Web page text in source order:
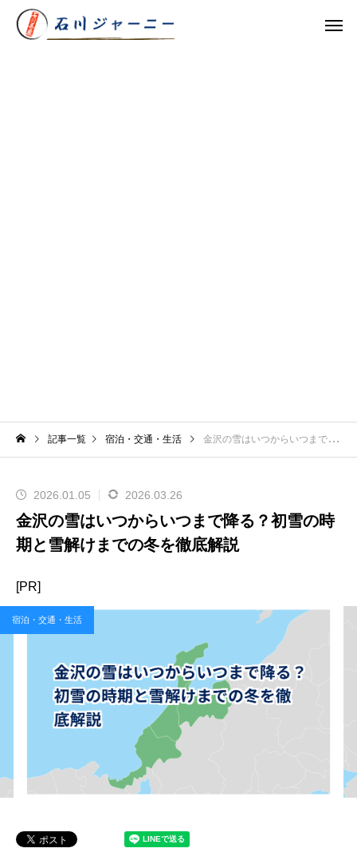
記事一覧 宿泊・交通・生活 金沢の雪はいつからいつまで降る？初雪の時期と雪解けまでの冬を徹底解説
2026.01.05 2026.03.26
金沢の雪はいつからいつまで降る？初雪の時
期と雪解けまでの冬を徹底解説
[PR]
宿泊・交通・生活